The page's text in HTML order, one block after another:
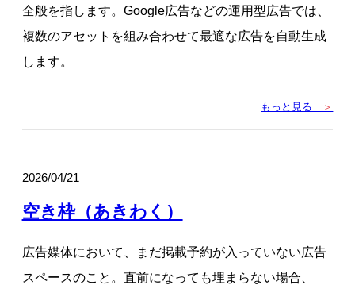
全般を指します。Google広告などの運用型広告では、
複数のアセットを組み合わせて最適な広告を自動生成
します。
もっと見る ＞
2026/04/21
空き枠（あきわく）
広告媒体において、まだ掲載予約が入っていない広告
スペースのこと。直前になっても埋まらない場合、